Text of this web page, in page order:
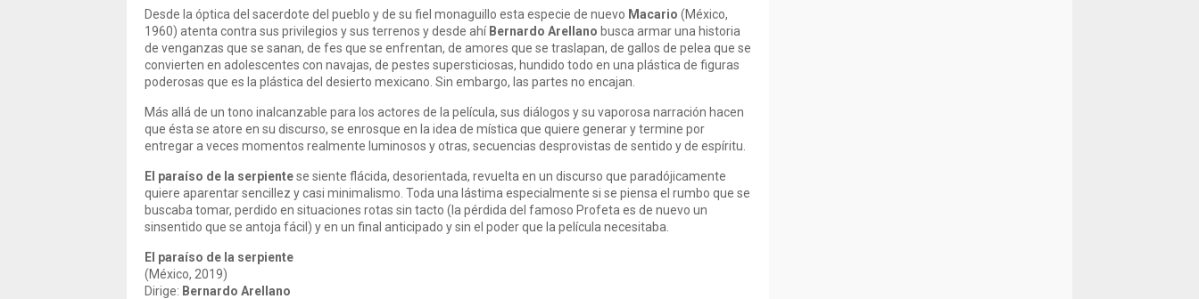
Desde la óptica del sacerdote del pueblo y de su fiel monaguillo esta especie de nuevo Macario (México,
1960) atenta contra sus privilegios y sus terrenos y desde ahí Bernardo Arellano busca armar una historia
de venganzas que se sanan, de fes que se enfrentan, de amores que se traslapan, de gallos de pelea que se
convierten en adolescentes con navajas, de pestes supersticiosas, hundido todo en una plástica de figuras
poderosas que es la plástica del desierto mexicano. Sin embargo, las partes no encajan.
Más allá de un tono inalcanzable para los actores de la película, sus diálogos y su vaporosa narración hacen
que ésta se atore en su discurso, se enrosque en la idea de mística que quiere generar y termine por
entregar a veces momentos realmente luminosos y otras, secuencias desprovistas de sentido y de espíritu.
El paraíso de la serpientese siente flácida, desorientada, revuelta en un discurso que paradójicamente
quiere aparentar sencillez y casi minimalismo. Toda una lástima especialmente si se piensa el rumbo que se
buscaba tomar, perdido en situaciones rotas sin tacto (la pérdida del famoso Profeta es de nuevo un
sinsentido que se antoja fácil) y en un final anticipado y sin el poder que la película necesitaba.
El paraíso de la serpiente
(México, 2019)
Dirige: Bernardo Arellano